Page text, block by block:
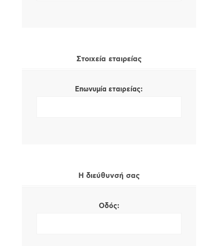
Στοιχεία εταιρείας
Επωνυμία εταιρείας:
Η διεύθυνσή σας
Οδός: